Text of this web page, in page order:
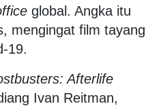
global. Angka itu
mengingat film tayang
19.
Afterlife
Ivan Reitman,